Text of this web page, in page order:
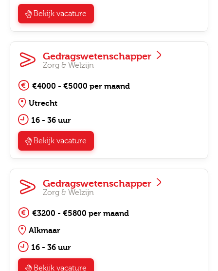
Bekijk vacature
Gedragswetenschapper
Zorg & Welzijn
€4000 - €5000 per maand
Utrecht
16 - 36 uur
Bekijk vacature
Gedragswetenschapper
Zorg & Welzijn
€3200 - €5800 per maand
Alkmaar
16 - 36 uur
Bekijk vacature